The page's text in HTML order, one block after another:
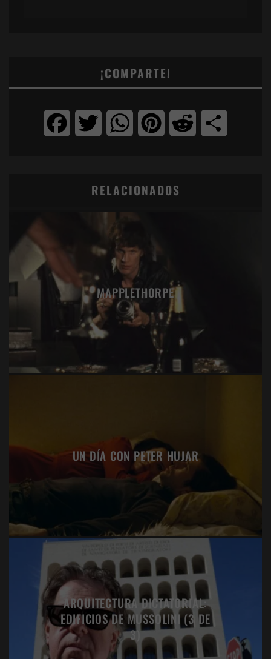
¡COMPARTE!
FacebookTwitter WhatsAppPinterest Reddit
RELACIONADOS
MAPPLETHORPE
UN DÍA CON PETER HUJAR
ARQUITECTURA DICTATORIAL:
EDIFICIOS DE MUSSOLINI (3 DE
3)